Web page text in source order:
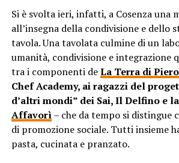
Si è svolta ieri, infatti, a Cosenza una
all’insegna della condivisione e dello
tavola. Una tavolata culmine di un
umanità, condivisione e integrazione
tra i componenti deLa Terra di
Chef Academy, ai ragazzi del
d’altri mondi” dei Sai, Il Delfino e
Affavorì– che da tempo si distingue
di promozione sociale. Tutti insieme
pasta, cucinata e pranzato.